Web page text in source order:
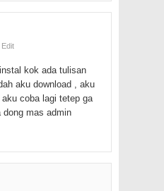
Edit
kok ada tulisan
aku download , aku
coba lagi tetep ga
mas admin